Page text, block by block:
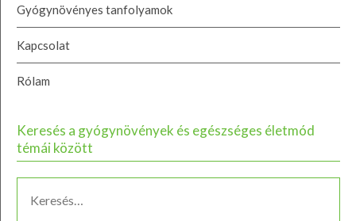
Gyógynövényes tanfolyamok
Kapcsolat
Rólam
Keresés a gyógynövények és egészséges életmód
témái között